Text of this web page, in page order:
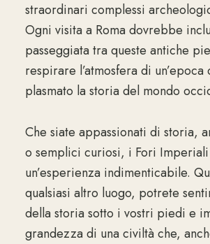
straordinari complessi
Ogni visita a Roma dovrebbe
passeggiata tra queste antiche
respirare l’atmosfera di un’epoca
plasmato la storia del mondo
Che siate appassionati di storia,
o semplici curiosi, i Fori
un’esperienza indimenticabile.
qualsiasi altro luogo, potrete
della storia sotto i vostri piedi e
grandezza di una civiltà che,